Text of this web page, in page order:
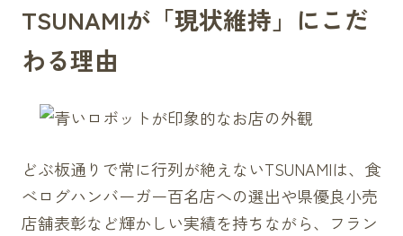
TSUNAMIが「現状維持」にこだ
わる理由
どぶ板通りで常に行列が絶えないTSUNAMIは、食
べログハンバーガー百名店への選出や県優良小売
店舗表彰など輝かしい実績を持ちながら、フラン